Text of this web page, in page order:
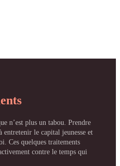
n’est plus un tabou. Prendre
entretenir le capital jeunesse et
Ces quelques traitements
contre le temps qui